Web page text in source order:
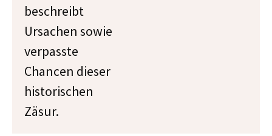
beschreibt
Ursachen sowie
verpasste
Chancen dieser
historischen
Zäsur.